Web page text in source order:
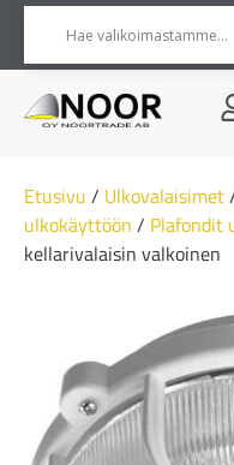
Etusivu / Ulkovalaisimet
ulkokäyttöön / Plafondit
kellarivalaisin valkoinen